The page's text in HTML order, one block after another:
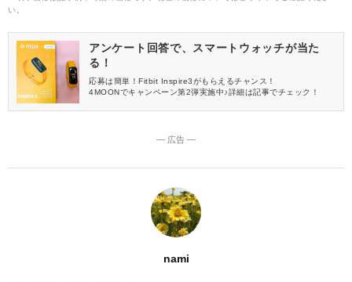
い。
アンケート回答で、スマートウォッチが当た
る！
応募は簡単！Fitbit Inspire3がもらえるチャンス！
4MOONでキャンペーン第2弾実施中♪詳細は記事でチェック！
― 広告 ―
nami